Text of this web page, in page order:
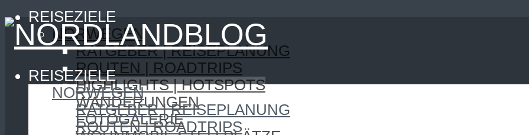
REISEZIELE
NORWEGEN
RATGEBER | REISEPLANUNG
ROUTEN | ROADTRIPS
HIGHLIGHTS | HOTSPOTS
WANDERUNGEN
FOTOGALERIE
REISEZIELE
NORWEGEN
RATGEBER | REISEPLANUNG
ROUTEN | ROADTRIPS